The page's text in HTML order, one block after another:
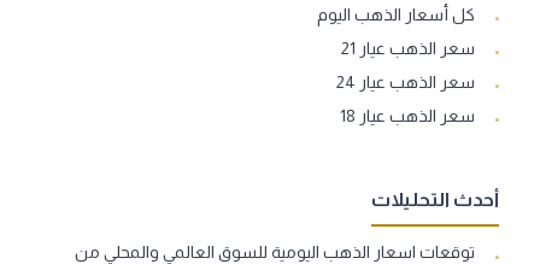
كل أسعار الذهب اليوم
سعر الذهب عيار 21
سعر الذهب عيار 24
سعر الذهب عيار 18
أحدث التحليلات
توقعات اسعار الذهب اليومية للسوق العالمي والمحلي من